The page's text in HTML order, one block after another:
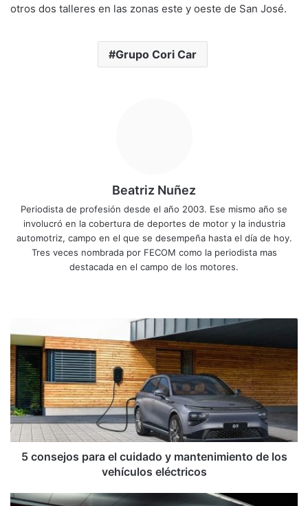
otros dos talleres en las zonas este y oeste de San José.
Grupo Cori Car
Beatriz Nuñez
Periodista de profesión desde el año 2003. Ese mismo año se
involucró en la cobertura de deportes de motor y la industria
automotriz, campo en el que se desempeña hasta el día de hoy.
Tres veces nombrada por FECOM como la periodista mas
destacada en el campo de los motores.
consejos
para
el
cuidado
y
mantenimiento
de
los
vehículos
5 consejos para el cuidado y mantenimiento de los
vehículos eléctricos
Nissan